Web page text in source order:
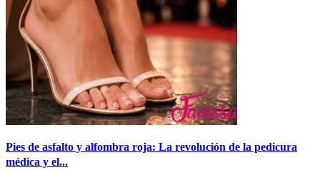
Pies de asfalto y alfombra roja: La revolución de la pedicura
médica y el...